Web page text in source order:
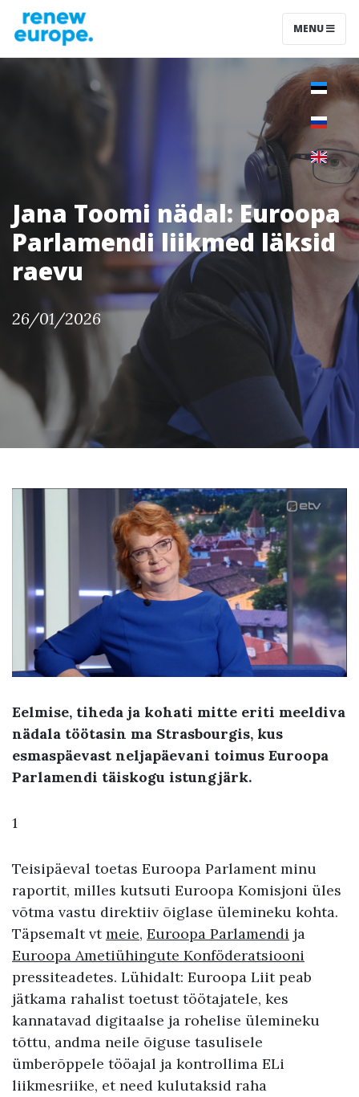
MENU
Jana Toomi nädal: Euroopa
Parlamendi liikmed läksid
raevu
26/01/2026
Eelmise, tiheda ja kohati mitte eriti meeldiva
nädala töötasin ma Strasbourgis, kus
esmaspäevast neljapäevani toimus Euroopa
Parlamendi täiskogu istungjärk.
1
Teisipäeval toetas Euroopa Parlament minu
raportit, milles kutsuti Euroopa Komisjoni üles
võtma vastu direktiiv õiglase ülemineku kohta.
Täpsemalt vtmeie, Euroopa Parlamendi ja
Euroopa Ametiühingute Konföderatsiooni
pressiteadetes. Lühidalt: Euroopa Liit peab
jätkama rahalist toetust töötajatele, kes
kannatavad digitaalse ja rohelise ülemineku
tõttu, andma neile õiguse tasulisele
ümberõppele tööajal ja kontrollima ELi
liikmesriike, et need kulutaksid raha